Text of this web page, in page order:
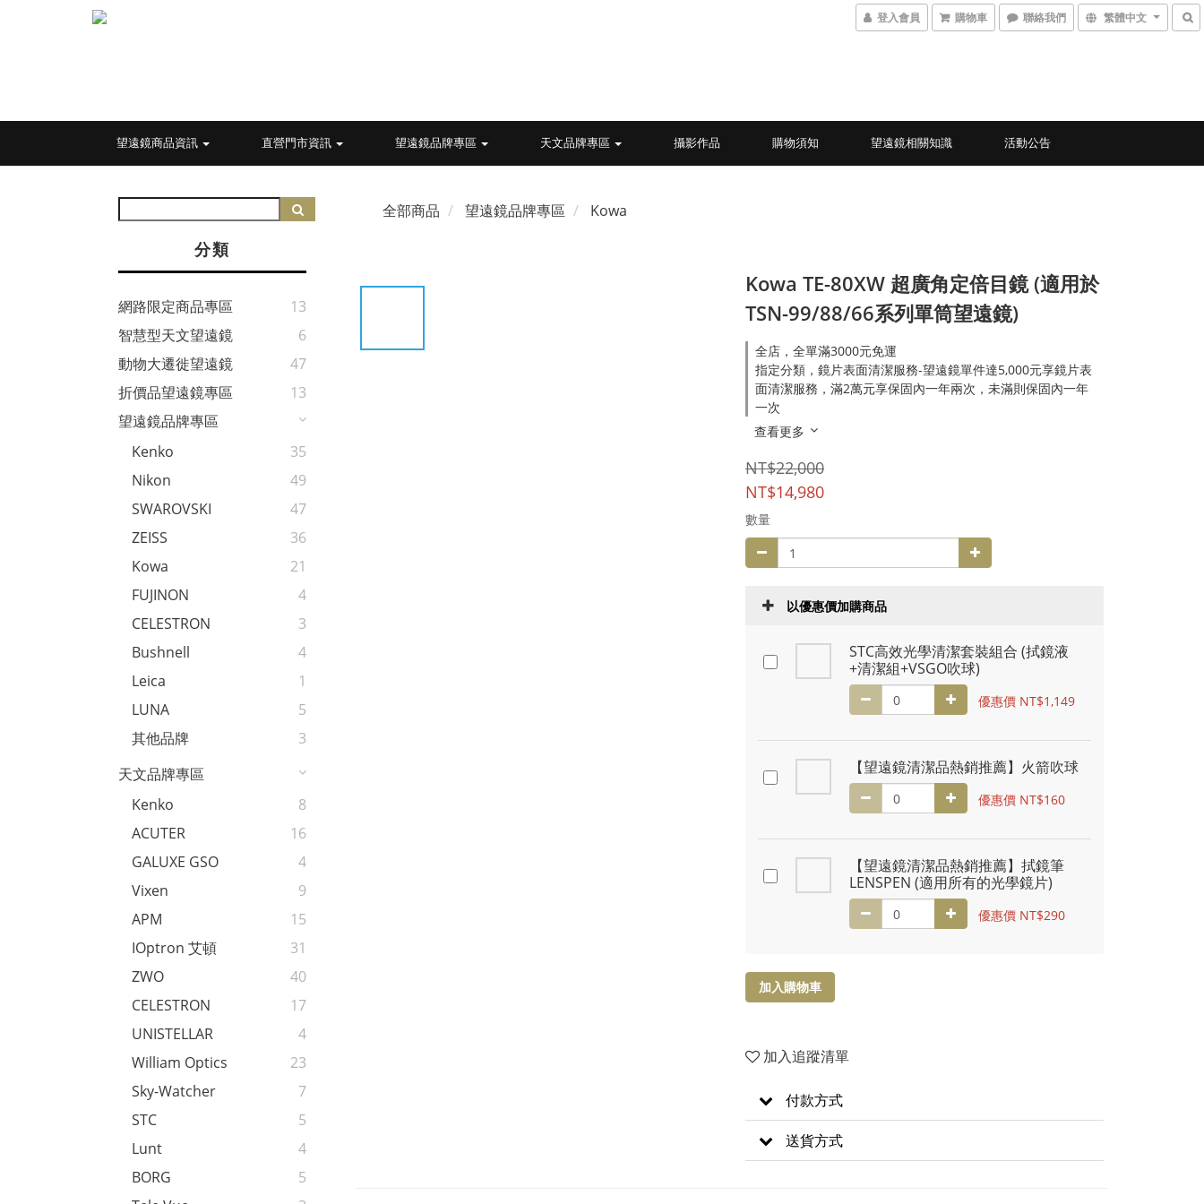
登入會員 購物車 聯絡我們 繁體中文
望遠鏡商品資訊 直營門市資訊 望遠鏡品牌專區 天文品牌專區 攝影作品 購物須知 望遠鏡相關知識 活動公告
分類
網路限定商品專區
13
智慧型天文望遠鏡
6
動物大遷徙望遠鏡
47
折價品望遠鏡專區
13
望遠鏡品牌專區
Kenko
35
Nikon
49
SWAROVSKI
47
ZEISS
36
Kowa
21
FUJINON
4
CELESTRON
3
Bushnell
4
Leica
1
LUNA
5
其他品牌
3
天文品牌專區
Kenko
8
ACUTER
16
GALUXE GSO
4
Vixen
9
APM
15
IOptron 艾頓
31
ZWO
40
CELESTRON
17
UNISTELLAR
4
William Optics
23
Sky-Watcher
7
STC
5
Lunt
4
BORG
5
全部商品 望遠鏡品牌專區 Kowa
Kowa TE-80XW 超廣角定倍目鏡 (適用於
TSN-99/88/66系列單筒望遠鏡)
全店，全單滿3000元免運
指定分類，鏡片表面清潔服務-望遠鏡單件達5,000元享鏡片表
面清潔服務，滿2萬元享保固內一年兩次，未滿則保固內一年
一次
查看更多
NT$22,000
NT$14,980
數量
以優惠價加購商品
STC高效光學清潔套裝組合 (拭鏡液
+清潔組+VSGO吹球)
優惠價 NT$1,149
【望遠鏡清潔品熱銷推薦】火箭吹球
優惠價 NT$160
【望遠鏡清潔品熱銷推薦】拭鏡筆
LENSPEN (適用所有的光學鏡片)
優惠價 NT$290
加入購物車
加入追蹤清單
付款方式
送貨方式